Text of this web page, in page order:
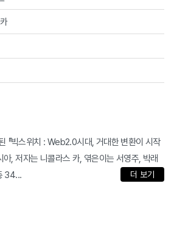
『빅스위치 : Web2.0시대, 거대한 변환이 시작
아, 저자는 니콜라스 카, 엮은이는 서영주, 박래
34...
더 보기